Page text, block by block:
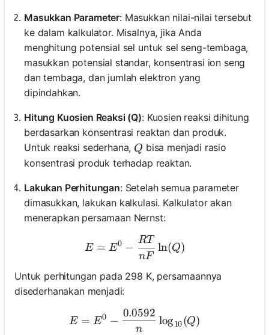
Masukkan Parameter: Masukkan nilai-nilai tersebut
ke dalam kalkulator. Misalnya, jika Anda
menghitung potensial sel untuk sel seng-tembaga,
masukkan potensial standar, konsentrasi ion seng
dan tembaga, dan jumlah elektron yang
dipindahkan.
Hitung Kuosien Reaksi (Q): Kuosien reaksi dihitung
berdasarkan konsentrasi reaktan dan produk.
Untuk reaksi sederhana, Q
Q bisa menjadi rasio
konsentrasi produk terhadap reaktan.
Lakukan Perhitungan: Setelah semua parameter
dimasukkan, lakukan kalkulasi. Kalkulator akan
menerapkan persamaan Nernst:
E = E^0 - \frac{RT}{nF}
E = E0 −
nF
RT
ln(Q)
Untuk perhitungan pada 298 K, persamaannya
disederhanakan menjadi:
E = E^0 -
E = E0 −
n
0.0592
log10(Q)